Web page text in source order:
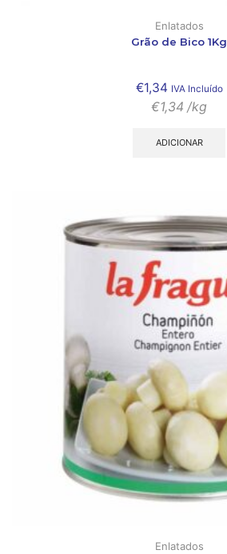
Enlatados
Grão de Bico 1Kg
€1,34 IVA Incluído
€1,34 /kg
ADICIONAR
Enlatados